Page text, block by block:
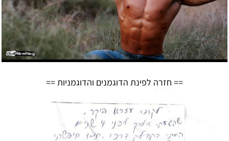
== חזרה לפינת הדוגמנים והדוגמניות ==